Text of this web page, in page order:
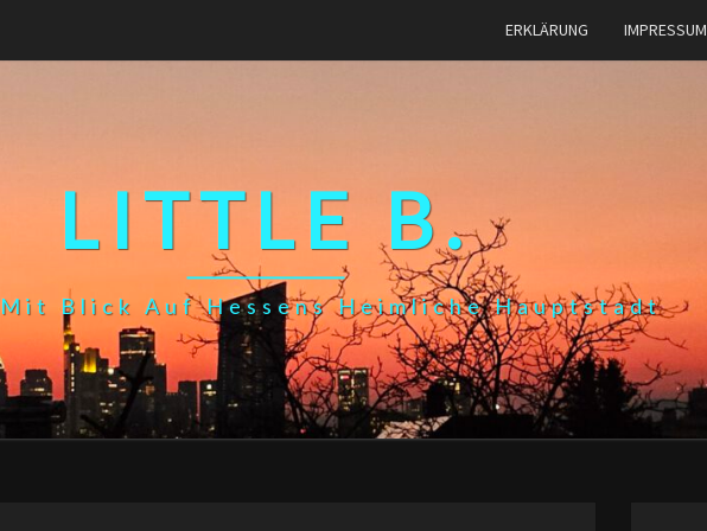
ERKLÄRUNG IMPRESSUM
LITTLE B.
Blick Auf Hessens Heimliche Hauptstadt